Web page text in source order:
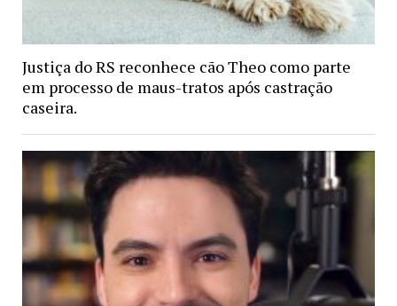
Justiça do RS reconhece cão Theo como parte
em processo de maus-tratos após castração
caseira.